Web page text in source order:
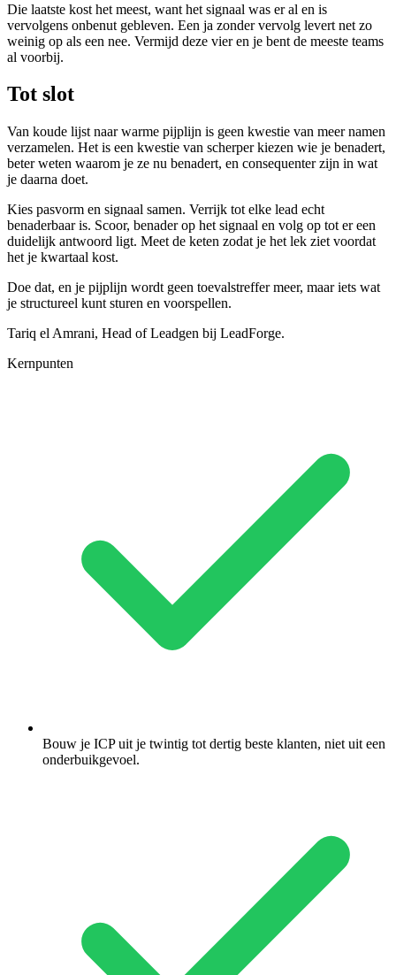
Die laatste kost het meest, want het signaal was er al en is
vervolgens onbenut gebleven. Een ja zonder vervolg levert net zo
weinig op als een nee. Vermijd deze vier en je bent de meeste teams
al voorbij.
Tot slot
Van koude lijst naar warme pijplijn is geen kwestie van meer namen
verzamelen. Het is een kwestie van scherper kiezen wie je benadert,
beter weten waarom je ze nu benadert, en consequenter zijn in wat
je daarna doet.
Kies pasvorm en signaal samen. Verrijk tot elke lead echt
benaderbaar is. Scoor, benader op het signaal en volg op tot er een
duidelijk antwoord ligt. Meet de keten zodat je het lek ziet voordat
het je kwartaal kost.
Doe dat, en je pijplijn wordt geen toevalstreffer meer, maar iets wat
je structureel kunt sturen en voorspellen.
Tariq el Amrani, Head of Leadgen bij LeadForge.
Kernpunten
Bouw je ICP uit je twintig tot dertig beste klanten, niet uit een
onderbuikgevoel.